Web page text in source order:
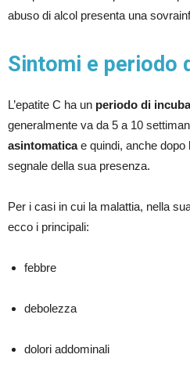
abuso di alcol presenta una
Sintomi e periodo
L’epatite C ha un periodo di
generalmente va da 5 a 10
asintomaticae quindi, anche dopo
segnale della sua presenza.
Per i casi in cui la malattia, nella
ecco i principali:
febbre
debolezza
dolori addominali